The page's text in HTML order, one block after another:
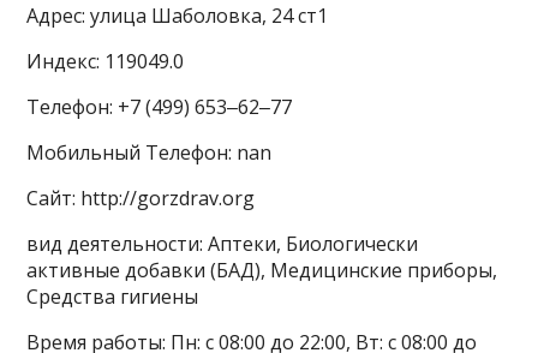
Адрес: улица Шаболовка, 24 ст1
Индекс: 119049.0
Телефон: +7 (499) 653‒62‒77
Мобильный Телефон: nan
Сайт: http://gorzdrav.org
вид деятельности: Аптеки, Биологически
активные добавки (БАД), Медицинские приборы,
Средства гигиены
Время работы: Пн: с 08:00 до 22:00, Вт: с 08:00 до